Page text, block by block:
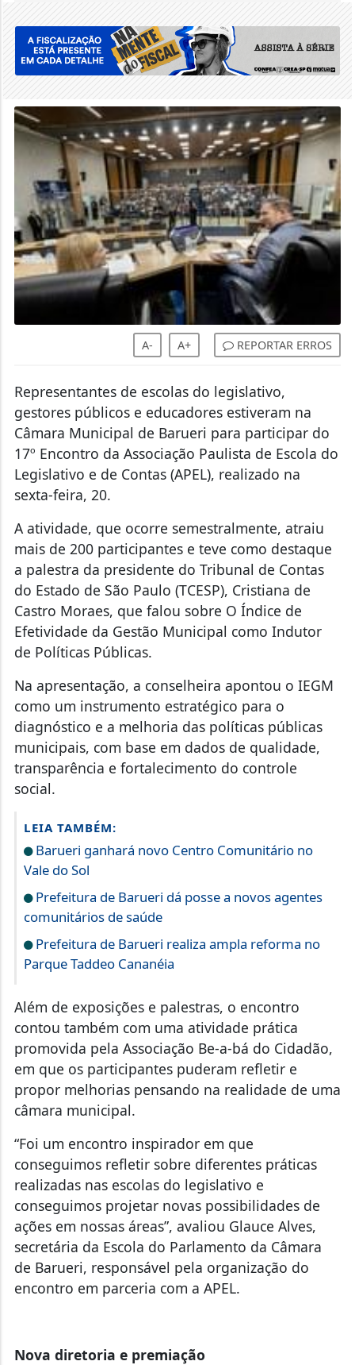
A- A+ REPORTAR ERROS
Representantes de escolas do legislativo,
gestores públicos e educadores estiveram na
Câmara Municipal de Barueri para participar do
17º Encontro da Associação Paulista de Escola do
Legislativo e de Contas (APEL), realizado na
sexta-feira, 20.
A atividade, que ocorre semestralmente, atraiu
mais de 200 participantes e teve como destaque
a palestra da presidente do Tribunal de Contas
do Estado de São Paulo (TCESP), Cristiana de
Castro Moraes, que falou sobre O Índice de
Efetividade da Gestão Municipal como Indutor
de Políticas Públicas.
Na apresentação, a conselheira apontou o IEGM
como um instrumento estratégico para o
diagnóstico e a melhoria das políticas públicas
municipais, com base em dados de qualidade,
transparência e fortalecimento do controle
social.
LEIA TAMBÉM:
Barueri ganhará novo Centro Comunitário no
Vale do Sol
Prefeitura de Barueri dá posse a novos agentes
comunitários de saúde
Prefeitura de Barueri realiza ampla reforma no
Parque Taddeo Cananéia
Além de exposições e palestras, o encontro
contou também com uma atividade prática
promovida pela Associação Be-a-bá do Cidadão,
em que os participantes puderam refletir e
propor melhorias pensando na realidade de uma
câmara municipal.
“Foi um encontro inspirador em que
conseguimos refletir sobre diferentes práticas
realizadas nas escolas do legislativo e
conseguimos projetar novas possibilidades de
ações em nossas áreas”, avaliou Glauce Alves,
secretária da Escola do Parlamento da Câmara
de Barueri, responsável pela organização do
encontro em parceria com a APEL.
Nova diretoria e premiação